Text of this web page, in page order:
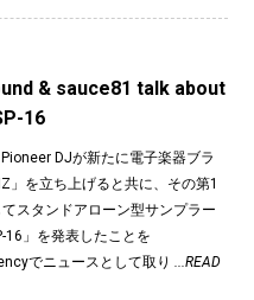
& sauce81 talk about
16
DJが新たに電子楽器ブラ
」を立ち上げると共に、その第1
スタンドアローン型サンプラー
16」を発表したことを
でニュースとして取り ...READ